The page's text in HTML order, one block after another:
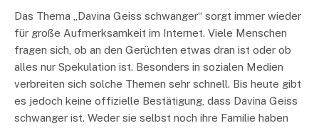
Das Thema „Davina Geiss schwanger“ sorgt immer wieder
für große Aufmerksamkeit im Internet. Viele Menschen
fragen sich, ob an den Gerüchten etwas dran ist oder ob
alles nur Spekulation ist. Besonders in sozialen Medien
verbreiten sich solche Themen sehr schnell. Bis heute gibt
es jedoch keine offizielle Bestätigung, dass Davina Geiss
schwanger ist. Weder sie selbst noch ihre Familie haben